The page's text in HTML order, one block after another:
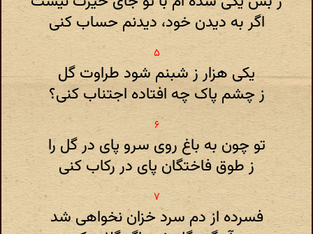
اگر به دیدن خود، دیدنم حساب کنی
یکی هزار ز شبنم شود طراوت گل
ز چشم پاک چه افتاده اجتناب کنی؟
تو چون به باغ روی سرو پای در گل را
ز طوق فاختگان پای در رکاب کنی
فسرده از دم سرد خزان نخواهی شد